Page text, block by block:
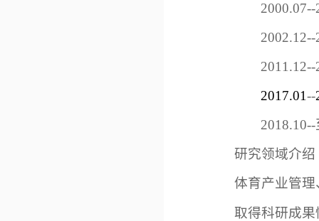
2011.12--
2017.01--
2018.10--
研究领域介绍
体育产业管
取得科研成果